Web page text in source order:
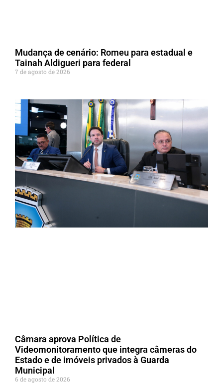
Mudança de cenário: Romeu para estadual e
Tainah Aldigueri para federal
7 de agosto de 2026
Câmara aprova Política de
Videomonitoramento que integra câmeras do
Estado e de imóveis privados à Guarda
Municipal
6 de agosto de 2026